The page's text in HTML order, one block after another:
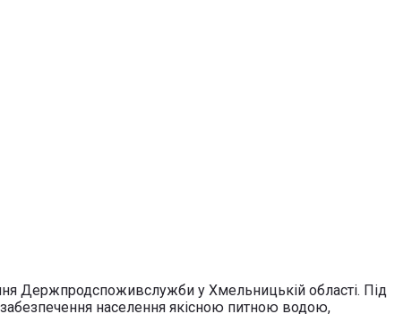
Держпродспоживслужби у Хмельницькій області. Під
забезпечення населення якісною питною водою,